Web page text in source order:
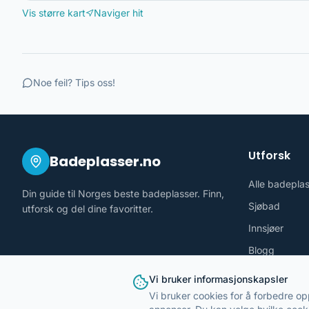
Vi bruker informasjonskapsler
Vi bruker cookies for å forbedre
Vis større kart Naviger hit
Noe feil? Tips oss!
Badeplasser.no
Din guide til Norges beste badeplasser. Finn,
utforsk og del dine favoritter.
Utforsk
Alle
Sjøbad
Innsjøer
Blogg